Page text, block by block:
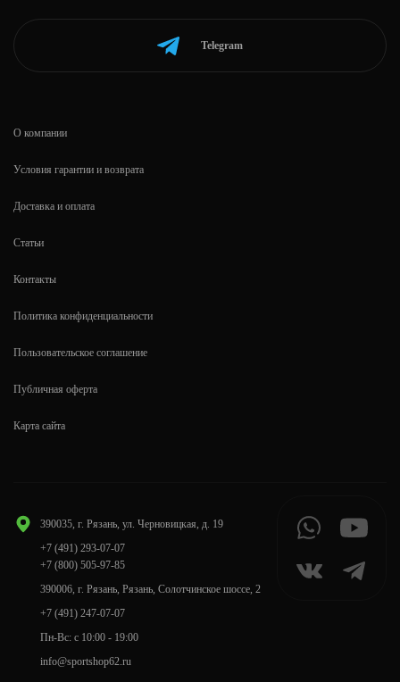
Telegram
390035, г. Рязань, ул. Черновицкая, д. 19
+7 (491) 293-07-07
+7 (800) 505-97-85
390006, г. Рязань, Рязань, Солотчинское шоссе, 2
+7 (491) 247-07-07
Пн-Вс: с 10:00 - 19:00
info@sportshop62.ru
О компании
Условия гарантии и возврата
Доставка и оплата
Статьи
Контакты
Политика конфиденциальности
Пользовательское соглашение
Публичная оферта
Карта сайта